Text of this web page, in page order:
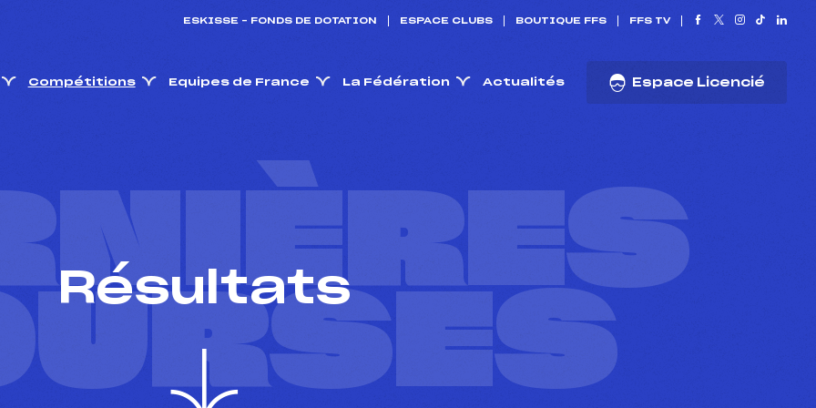
ESKISSE – FONDS DE DOTATION ESPACE CLUBS BOUTIQUE FFS FFS TV
Compétitions Equipes de France La Fédération Actualités Espace Licencié
Résultats